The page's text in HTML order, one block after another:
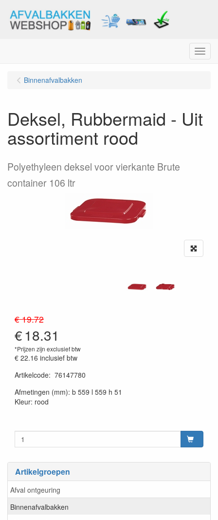
Menu
Artikelgroepen
Afval ontgeuring
Binnenafvalbakken
Binnenafvalbakken
Deksel, Rubbermaid - Uit
assortiment rood
Polyethyleen deksel voor vierkante Brute
container 106 ltr
€ 19.72
€18.31
*Prijzen zijn exclusief btw
€ 22.16 inclusief btw
Artikelcode: 76147780
Afmetingen (mm): b 559 l 559 h 51
Kleur: rood